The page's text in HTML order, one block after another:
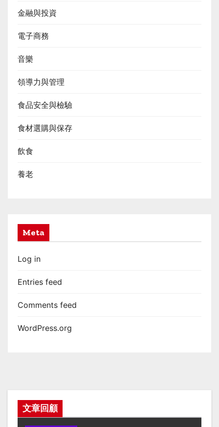
金融與投資
電子商務
音樂
領導力與管理
食品安全與檢驗
食材選購與保存
飲食
養老
Meta
Log in
Entries feed
Comments feed
WordPress.org
文章回顧